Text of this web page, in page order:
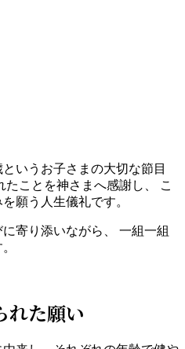
いうお子さまの大切な節目
ことを神さまへ感謝し、 こ
願う人生儀礼です。
寄り添いながら、 一組一組
れた願い